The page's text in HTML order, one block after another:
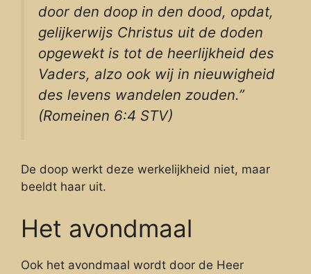
door den doop in den dood, opdat,
gelijkerwijs Christus uit de doden
opgewekt is tot de heerlijkheid des
Vaders, alzo ook wij in nieuwigheid
des levens wandelen zouden.”
(Romeinen 6:4 STV)
De doop werkt deze werkelijkheid niet, maar
beeldt haar uit.
Het avondmaal
Ook het avondmaal wordt door de Heer